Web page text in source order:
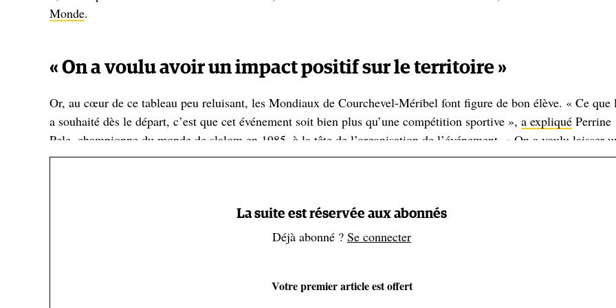
Monde.
« On a voulu avoir un impact positif sur le territoire »
Or, au cœur de ce tableau peu reluisant, les Mondiaux de Courchevel-Méribel font figure de bon élève. « Ce que
a souhaité dès le départ, c’est que cet événement soit bien plus qu’une compétition sportive », a expliqué Perrine
Pele, championne du monde de slalom en 1985, à la tête de l’organisation de l’événement. « On a voulu laisser
impact positif sur le territoire, être utile aux acteurs du territoire avec un enjeu majeur : la dimension
Pour cela, un comité RSE, rassemblant toutes les parties prenantes, dont les associations (Protect Our Winters,
écoresponsable, en quinze points, du ministère chargé des Sports, conçue avec le WWF France.
La suite est réservée aux abonnés
Déjà abonné ? Se connecter
Votre premier article est offert